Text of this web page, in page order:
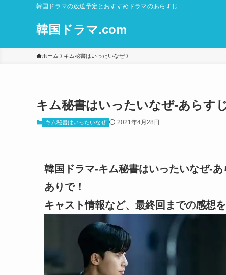
韓国ドラマの放送予定とおすすめドラマのあらすじ
韓国ドラマ.com
ホーム キム秘書はいったいなぜ
キム秘書はいったいなぜ-あらす
キム秘書はいったいなぜ 2021年4月28日
韓国ドラマ-キム秘書はいったいなぜ-
ありで！
キャスト情報など、最終回までの感想